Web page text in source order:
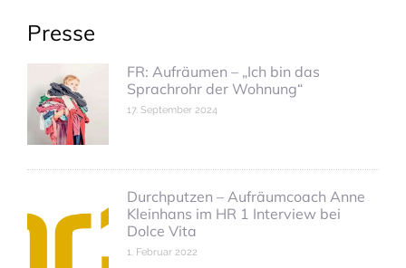
Presse
FR: Aufräumen – „Ich bin das
Sprachrohr der Wohnung“
17. September 2024
Durchputzen – Aufräumcoach Anne
Kleinhans im HR 1 Interview bei
Dolce Vita
1. Februar 2022